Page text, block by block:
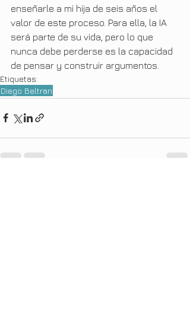
enseñarle a mi hija de seis años el
valor de este proceso. Para ella, la IA
será parte de su vida, pero lo que
nunca debe perderse es la capacidad
de pensar y construir argumentos.
Etiquetas:
Diego Beltran